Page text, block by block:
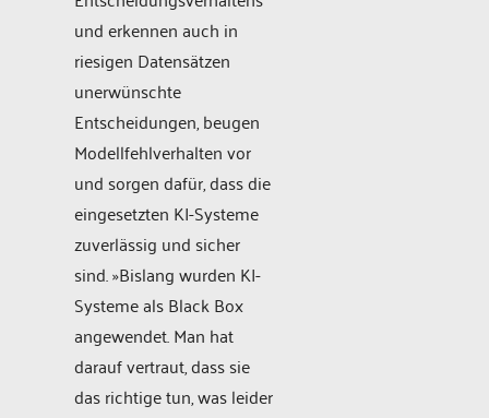
und erkennen auch in
riesigen Datensätzen
unerwünschte
Entscheidungen, beugen
Modellfehlverhalten vor
und sorgen dafür, dass die
eingesetzten KI-Systeme
zuverlässig und sicher
sind. »Bislang wurden KI-
Systeme als Black Box
angewendet. Man hat
darauf vertraut, dass sie
das richtige tun, was leider